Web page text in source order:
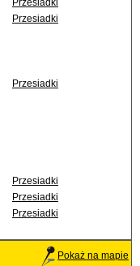
Przesiadki
Przesiadki
Przesiadki
Przesiadki
Przesiadki
Przesiadki
Pokaż na mapie